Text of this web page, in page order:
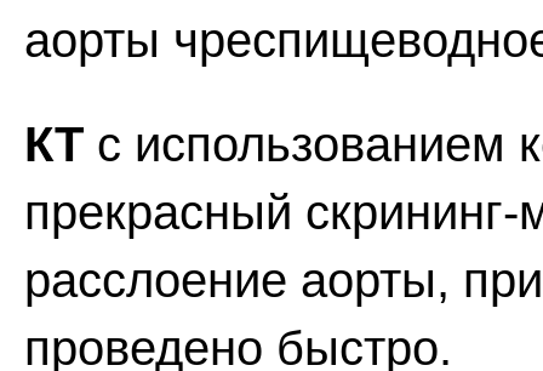
аорты
КТ с использованием
прекрасный
расслоение аорты,
проведено быстро.